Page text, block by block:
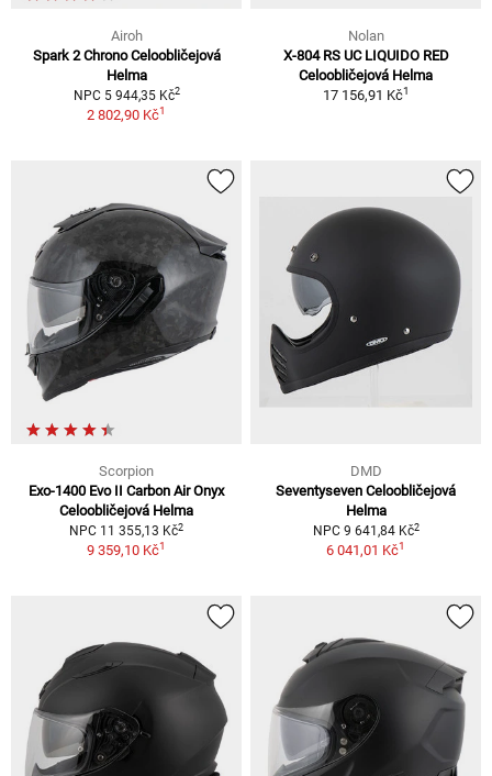
Airoh
Spark 2 Chrono Celoobličejová
Helma
NPC 5 944,35 Kč2
2 802,90 Kč1
Nolan
X-804 RS UC LIQUIDO RED
Celoobličejová Helma
17 156,91 Kč1
Scorpion
Exo-1400 Evo II Carbon Air Onyx
Celoobličejová Helma
NPC 11 355,13 Kč2
9 359,10 Kč1
DMD
Seventyseven Celoobličejová
Helma
NPC 9 641,84 Kč2
6 041,01 Kč1